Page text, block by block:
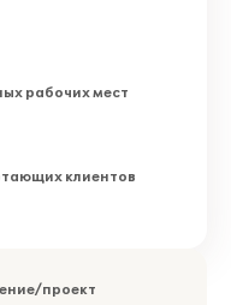
рабочих мест
клиентов
проект